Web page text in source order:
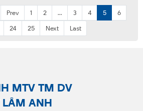
Prev 1 2 ... 3 4 5
6
24 25 Next Last
MTV TM DV
LÂM ANH